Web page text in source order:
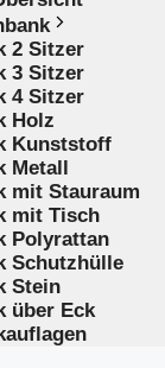
2 Sitzer
3 Sitzer
4 Sitzer
Holz
Kunststoff
Metall
mit Stauraum
mit Tisch
Polyrattan
Schutzhülle
Stein
über Eck